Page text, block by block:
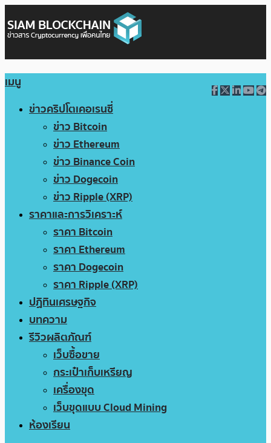
เมนู
ข่าวคริปโตเคอเรนซี่
ข่าว Bitcoin
ข่าว Ethereum
ข่าว Binance Coin
ข่าว Dogecoin
ข่าว Ripple (XRP)
ราคาและการวิเคราะห์
ราคา Bitcoin
ราคา Ethereum
ราคา Dogecoin
ราคา Ripple (XRP)
ปฏิทินเศรษฐกิจ
บทความ
รีวิวผลิตภัณฑ์
เว็บซื้อขาย
กระเป๋าเก็บเหรียญ
เครื่องขุด
เว็บขุดแบบ Cloud Mining
ห้องเรียน